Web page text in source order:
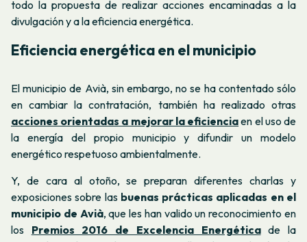
todo la propuesta de realizar acciones encaminadas a la
divulgación y a la eficiencia energética.
Eficiencia energética en el municipio
El municipio de Avià, sin embargo, no se ha contentado sólo
en cambiar la contratación, también ha realizado otras
acciones orientadas a mejorar la eficienciaen el uso de
la energía del propio municipio y difundir un modelo
energético respetuoso ambientalmente.
Y, de cara al otoño, se preparan diferentes charlas y
exposiciones sobre las buenas prácticas aplicadas en el
municipio de Avià, que les han valido un reconocimiento en
los Premios 2016 de Excelencia Energéticade la